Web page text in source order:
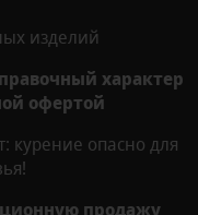
изделий
характер
офертой
курение опасно для
продажу